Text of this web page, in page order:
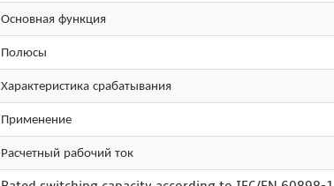
Основная функция
Полюсы
Характеристика срабатывания
Применение
Расчетный рабочий ток